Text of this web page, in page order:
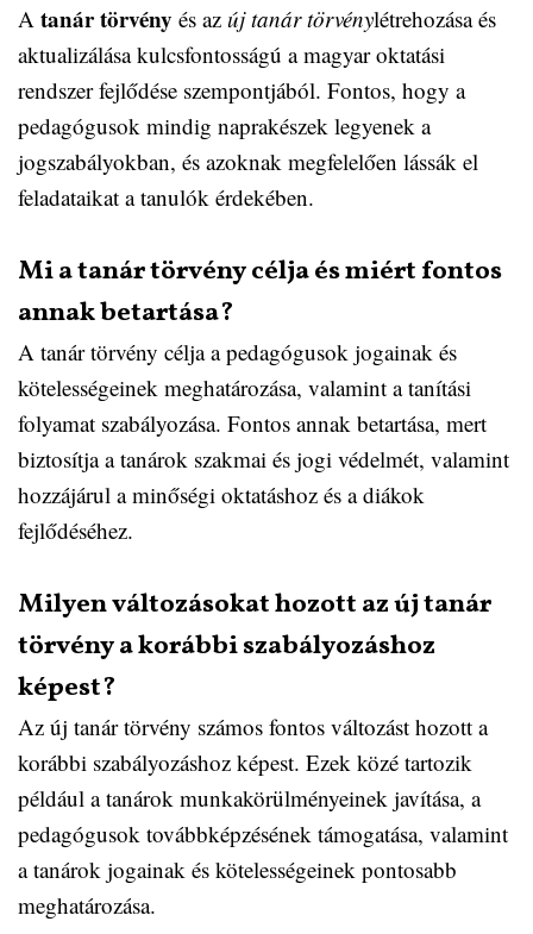
A tanár törvény és az új tanár törvénylétrehozása és
aktualizálása kulcsfontosságú a magyar oktatási
rendszer fejlődése szempontjából. Fontos, hogy a
pedagógusok mindig naprakészek legyenek a
jogszabályokban, és azoknak megfelelően lássák el
feladataikat a tanulók érdekében.
Mi a tanár törvény célja és miért fontos
annak betartása?
A tanár törvény célja a pedagógusok jogainak és
kötelességeinek meghatározása, valamint a tanítási
folyamat szabályozása. Fontos annak betartása, mert
biztosítja a tanárok szakmai és jogi védelmét, valamint
hozzájárul a minőségi oktatáshoz és a diákok
fejlődéséhez.
Milyen változásokat hozott az új tanár
törvény a korábbi szabályozáshoz
képest?
Az új tanár törvény számos fontos változást hozott a
korábbi szabályozáshoz képest. Ezek közé tartozik
például a tanárok munkakörülményeinek javítása, a
pedagógusok továbbképzésének támogatása, valamint
a tanárok jogainak és kötelességeinek pontosabb
meghatározása.